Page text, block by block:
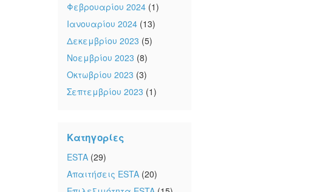
Φεβρουαρίου 2024 (1)
Ιανουαρίου 2024 (13)
Δεκεμβρίου 2023 (5)
Νοεμβρίου 2023 (8)
Οκτωβρίου 2023 (3)
Σεπτεμβρίου 2023 (1)
Κατηγορίες
ESTA (29)
Απαιτήσεις ESTA (20)